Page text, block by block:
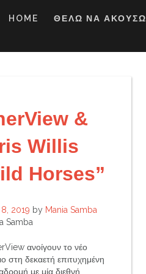
HOME ΘΕΛΩ ΝΑ ΑΚΟΥΣΩ
&
Willis
Horses”
2019 by Mania Samba
Samba
ανοίγουν το νέο
στη δεκαετή επιτυχημένη
με μία διεθνή